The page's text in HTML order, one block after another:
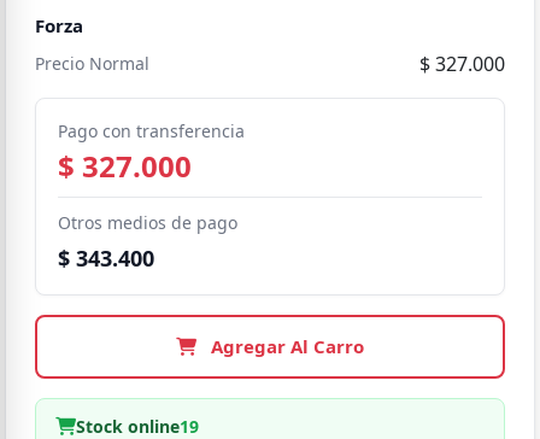
Forza
Precio Normal $ 327.000
Pago con transferencia
$ 327.000
Otros medios de pago
$ 343.400
Agregar Al Carro
Stock online19